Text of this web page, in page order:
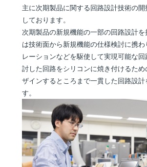
主に次期製品に関する回路設計技術の
しております。
次期製品の新規機能の一部の回路設計を
は技術面から新規機能の仕様検討に携わ
レーションなどを駆使して実現可能な
討した回路をシリコンに焼き付けるた
ザインするところまで一貫した回路設計
す。